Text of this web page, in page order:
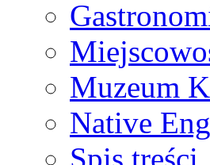
Muzeum
Native